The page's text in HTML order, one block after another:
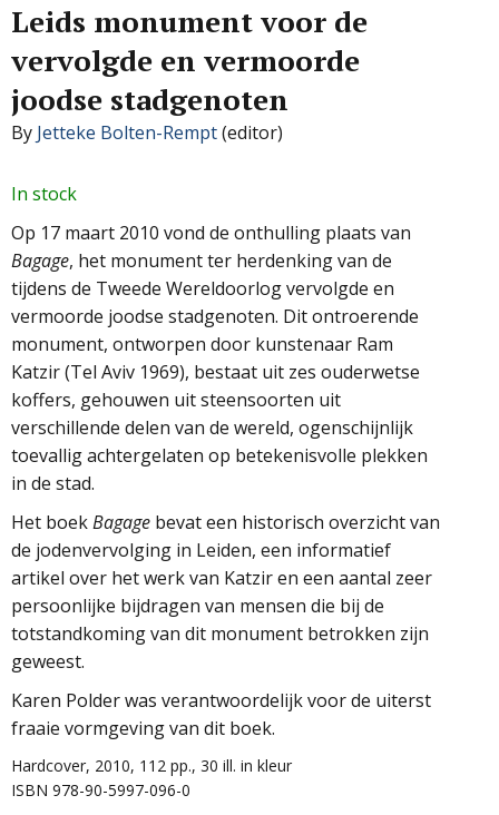
Leids monument voor de
vervolgde en vermoorde
joodse stadgenoten
By Jetteke Bolten-Rempt(editor)
In stock
Op 17 maart 2010 vond de onthulling plaats van
Bagage, het monument ter herdenking van de
tijdens de Tweede Wereldoorlog vervolgde en
vermoorde joodse stadgenoten. Dit ontroerende
monument, ontworpen door kunstenaar Ram
Katzir (Tel Aviv 1969), bestaat uit zes ouderwetse
koffers, gehouwen uit steensoorten uit
verschillende delen van de wereld, ogenschijnlijk
toevallig achtergelaten op betekenisvolle plekken
in de stad.
Het boekBagage bevat een historisch overzicht van
de jodenvervolging in Leiden, een informatief
artikel over het werk van Katzir en een aantal zeer
persoonlijke bijdragen van mensen die bij de
totstandkoming van dit monument betrokken zijn
geweest.
Karen Polder was verantwoordelijk voor de uiterst
fraaie vormgeving van dit boek.
Hardcover, 2010, 112 pp., 30 ill. in kleur
ISBN 978-90-5997-096-0